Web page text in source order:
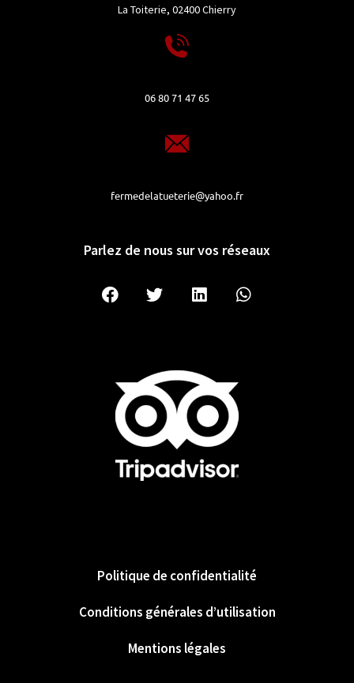
La Toiterie, 02400 Chierry
06 80 71 47 65
fermedelatueterie@yahoo.fr
Parlez de nous sur vos réseaux
Politique de confidentialité
Conditions générales d’utilisation
Mentions légales